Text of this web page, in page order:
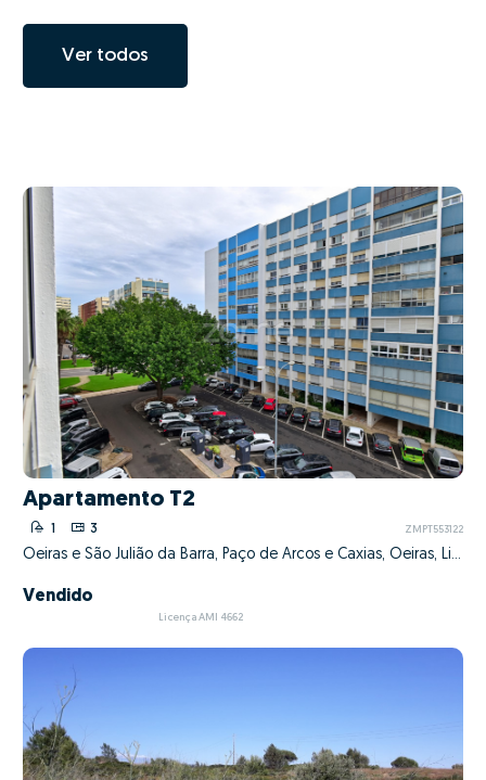
Ver todos
Apartamento T2
1 3 ZMPT553122
Oeiras e São Julião da Barra, Paço de Arcos e Caxias, Oeiras, Lisboa
Vendido
Licença AMI 4662